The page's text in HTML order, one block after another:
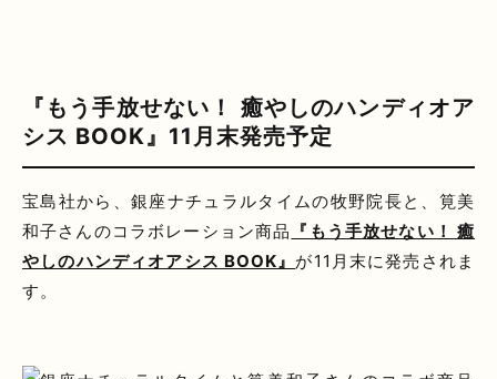
『もう手放せない！ 癒やしのハンディオア
シス BOOK』11月末発売予定
宝島社から、銀座ナチュラルタイムの牧野院長と、筧美
和子さんのコラボレーション商品 『もう手放せない！ 癒
やしのハンディオアシス BOOK』 が11月末に発売されま
す。